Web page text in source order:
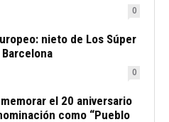
0
nieto de Los Súper
0
el 20 aniversario
como “Pueblo